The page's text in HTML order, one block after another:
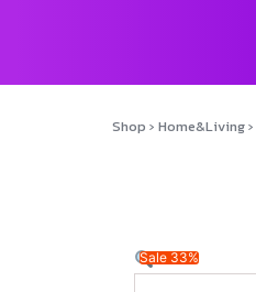
Shop › Home&Living›
Sale 33%